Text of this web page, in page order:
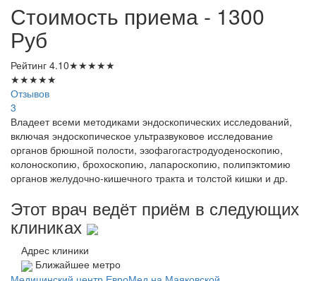
Стоимость приема - 1300
Руб
Рейтинг 4.10★★★★★
★★★★★
Отзывов
3
Владеет всеми методиками эндоскопических исследований,
включая эндоскопическое ультразвуковое исследование
органов брюшной полости, эзофагогастродуоденоскопию,
колоноскопию, брохоскопию, лапароскопию, полипэктомию
органов желудочно-кишечного тракта и толстой кишки и др.
Этот врач ведёт приём в следующих
клиниках
Адрес клиники
Ближайшее метро